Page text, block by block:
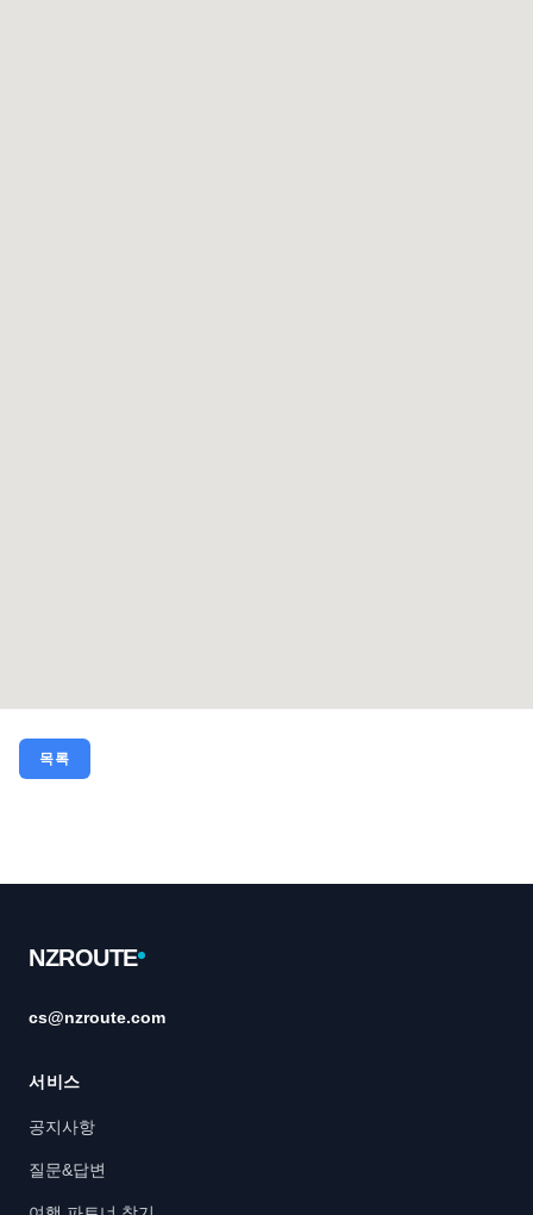
목록
NZROUTE
cs@nzroute.com
서비스
공지사항
질문&답변